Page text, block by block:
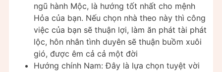
ngũ hành Mộc, là hướng tốt nhất cho mệnh
Hỏa của bạn. Nếu chọn nhà theo này thì công
việc của bạn sẽ thuận lợi, làm ăn phát tài phát
lộc, hôn nhân tình duyên sẽ thuận buồm xuôi
gió, được êm cả cả một đời
Hướng chính Nam: Đây là lựa chọn tuyệt vời